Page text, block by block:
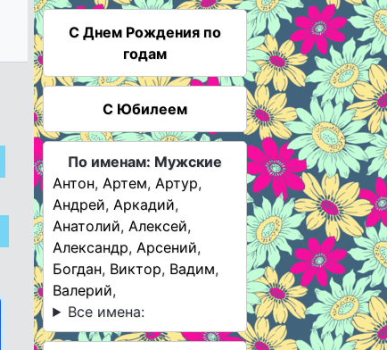
C Днем Рождения по
годам
С Юбилеем
По именам: Мужские
Антон,Артем,Артур,
Андрей,Аркадий,
Анатолий,Алексей,
Александр,Арсений,
Богдан, Виктор, Вадим,
Валерий,
Все имена: